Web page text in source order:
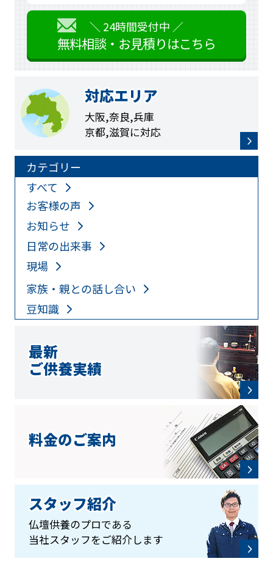
＼ 24時間受付中 ／
無料相談・お見積りはこちら
対応エリア
大阪,奈良,兵庫
京都,滋賀に対応
カテゴリー
すべて
お客様の声
お知らせ
日常の出来事
現場
家族・親との話し合い
豆知識
最新
ご供養実績
料金のご案内
スタッフ紹介
仏壇供養のプロである
当社スタッフをご紹介します